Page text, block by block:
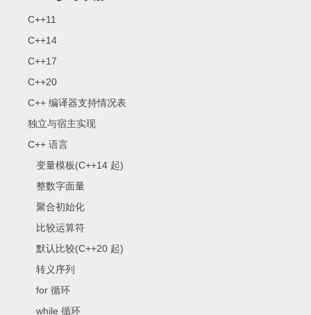
C++11
C++14
C++17
C++20
C++ 编译器支持情况表
独立与宿主实现
C++ 语言
变量模板(C++14 起)
整数字面量
聚合初始化
比较运算符
默认比较(C++20 起)
转义序列
for 循环
while 循环